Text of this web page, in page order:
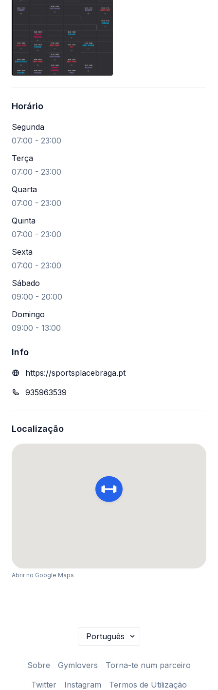
Horário
Segunda
07:00 - 23:00
Terça
07:00 - 23:00
Quarta
07:00 - 23:00
Quinta
07:00 - 23:00
Sexta
07:00 - 23:00
Sábado
09:00 - 20:00
Domingo
09:00 - 13:00
Info
https://sportsplacebraga.pt
935963539
Localização
Abrir no Google Maps
Sobre Gymlovers
Torna-te num parceiro
Twitter
Instagram Termos de Utilização